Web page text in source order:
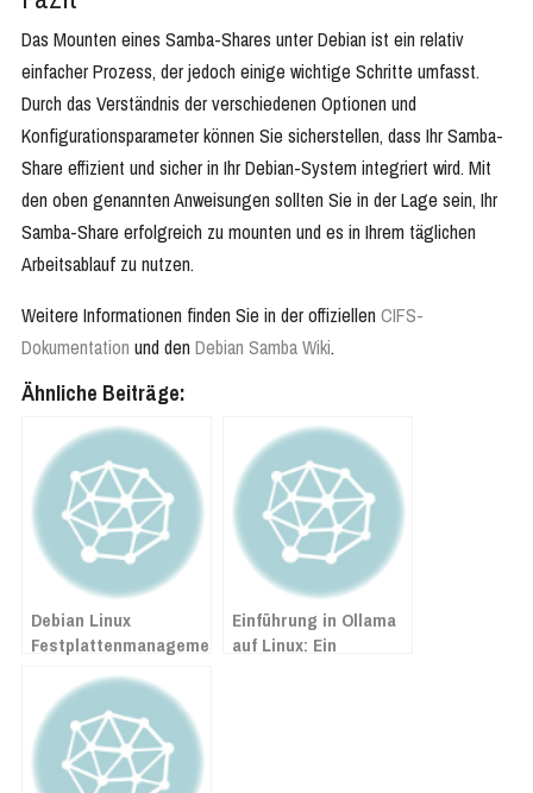
Das Mounten eines Samba-Shares unter Debian ist ein relativ
einfacher Prozess, der jedoch einige wichtige Schritte umfasst.
Durch das Verständnis der verschiedenen Optionen und
Konfigurationsparameter können Sie sicherstellen, dass Ihr Samba-
Share effizient und sicher in Ihr Debian-System integriert wird. Mit
den oben genannten Anweisungen sollten Sie in der Lage sein, Ihr
Samba-Share erfolgreich zu mounten und es in Ihrem täglichen
Arbeitsablauf zu nutzen.
Weitere Informationen finden Sie in der offiziellen CIFS-
Dokumentation und den Debian Samba Wiki.
Ähnliche Beiträge:
Debian Linux
Festplattenmanagement:
Partitionieren,
Formatieren und
Mounten von
Festplatten
Einführung in Ollama
auf Linux: Ein